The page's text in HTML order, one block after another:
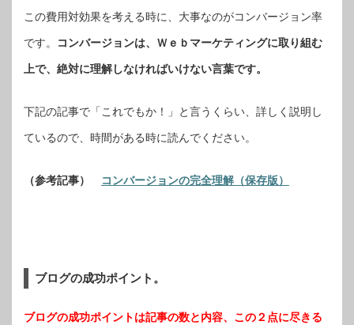
この費用対効果を考える時に、大事なのがコンバージョン率
です。 コンバージョンは、Ｗｅｂマーケティングに取り組む
上で、絶対に理解しなければいけない言葉です。
下記の記事で「これでもか！」と言うくらい、詳しく説明し
ているので、時間がある時に読んでください。
（参考記事） コンバージョンの完全理解（保存版）
ブログの成功ポイント。
ブログの成功ポイントは記事の数と内容、この２点に尽きる